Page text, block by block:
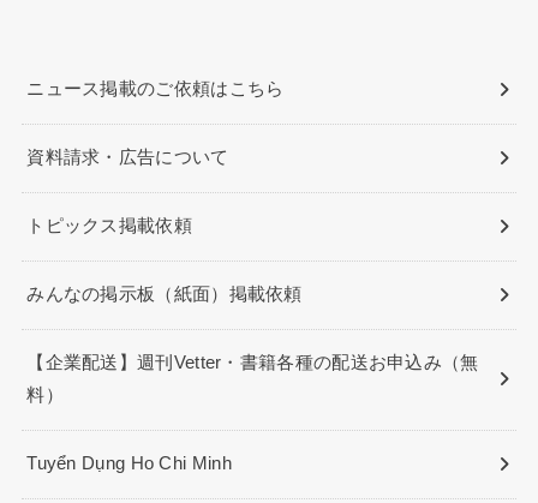
ニュース掲載のご依頼はこちら
資料請求・広告について
トピックス掲載依頼
みんなの掲示板（紙面）掲載依頼
【企業配送】週刊Vetter・書籍各種の配送お申込み（無
料）
Tuyển Dụng Ho Chi Minh